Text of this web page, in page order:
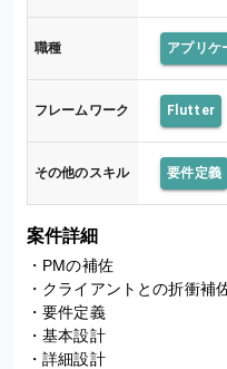
職種 アプリケ
フレームワーク Flutter
その他のスキル 要件定義
案件詳細
・PMの補佐
・クライアントとの折衝補
・要件定義
・基本設計
・詳細設計